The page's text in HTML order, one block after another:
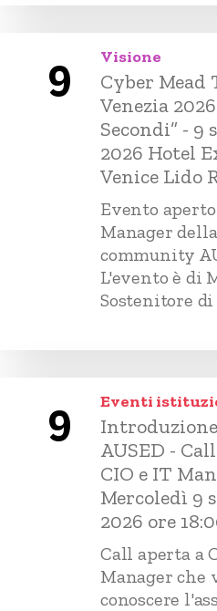
9 Visione
Cyber Mead
Venezia 2026
Secondi” - 9
2026 Hotel
Venice Lido
Evento
Manager della
community
L'evento è di
Sostenitore di
9 Eventi
AUSED -
CIO e IT
Mercoledì 9
2026 ore
Call aperta a
Manager che
conoscere